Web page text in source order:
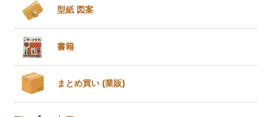
型紙 図案
書籍
まとめ買い (業販)